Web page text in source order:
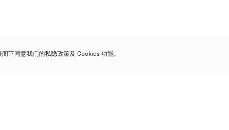
下同意我们的私隐政策及 Cookies 功能。